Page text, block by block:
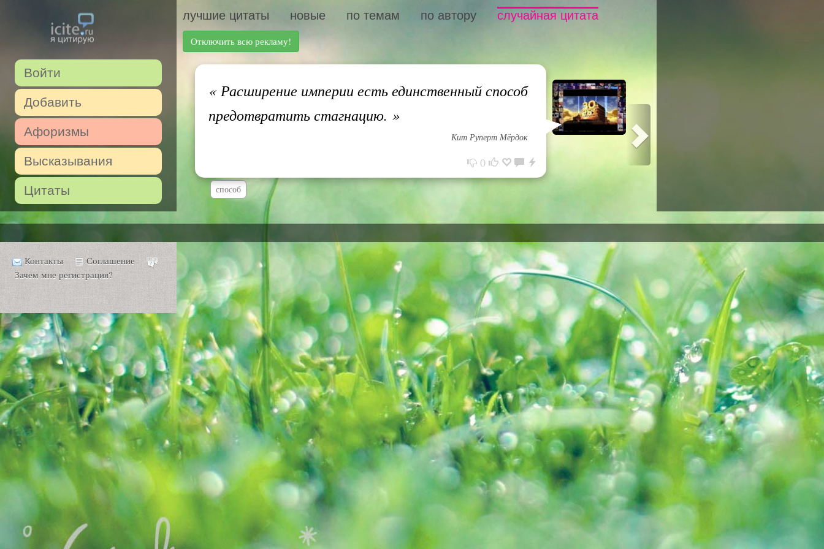
Войти
Добавить
Афоризмы
Высказывания
Цитаты
лучшие цитаты новые по темам по автору случайная цитата
Отключить всю рекламу!
«Расширение империи есть единственный способ
предотвратить стагнацию. »
Кит Руперт Мёрдок
0
способ
Контакты
Соглашение
Зачем мне регистрация?